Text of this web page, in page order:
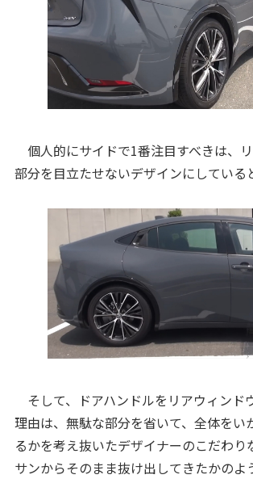
個人的にサイドで1番注目すべきは、
部分を目立たせないデザインにしている
そして、ドアハンドルをリアウィンド
理由は、無駄な部分を省いて、全体をい
るかを考え抜いたデザイナーのこだわり
サンからそのまま抜け出してきたかのよ